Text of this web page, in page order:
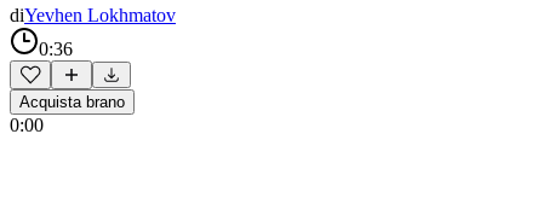
diYevhen Lokhmatov
0:36
Acquista brano
0:00